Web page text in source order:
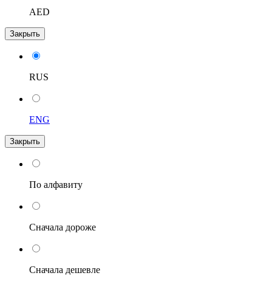
AED
Закрыть
RUS
ENG
Закрыть
По алфавиту
Сначала дороже
Сначала дешевле